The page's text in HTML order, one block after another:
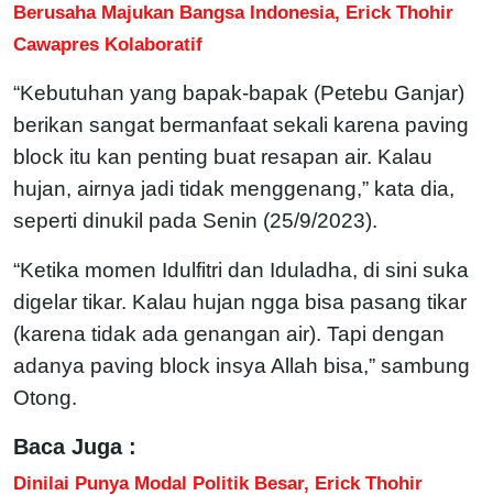
Berusaha Majukan Bangsa Indonesia, Erick Thohir
Cawapres Kolaboratif
“Kebutuhan yang bapak-bapak (Petebu Ganjar)
berikan sangat bermanfaat sekali karena paving
block itu kan penting buat resapan air. Kalau
hujan, airnya jadi tidak menggenang,” kata dia,
seperti dinukil pada Senin (25/9/2023).
“Ketika momen Idulfitri dan Iduladha, di sini suka
digelar tikar. Kalau hujan ngga bisa pasang tikar
(karena tidak ada genangan air). Tapi dengan
adanya paving block insya Allah bisa,” sambung
Otong.
Baca Juga :
Dinilai Punya Modal Politik Besar, Erick Thohir